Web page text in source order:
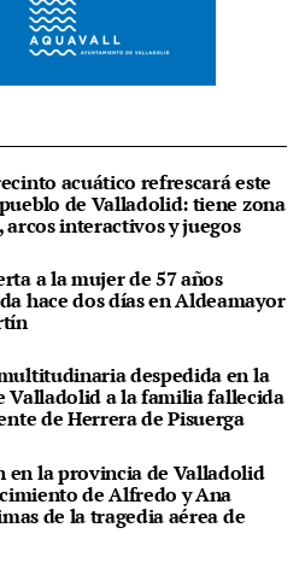
acuático refrescará este
de Valladolid: tiene zona
arcos interactivos y juegos
a la mujer de 57 años
hace dos días en Aldeamayor
despedida en la
Valladolid a la familia fallecida
de Herrera de Pisuerga
en la provincia de Valladolid
de Alfredo y Ana
de la tragedia aérea de